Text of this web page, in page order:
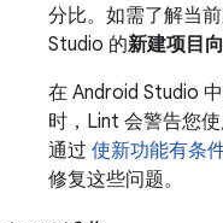
分比。如需了解当
Studio 的新建项目
在 Android Studio
时，Lint 会警告您
通过 使新功能有条
修复这些问题。